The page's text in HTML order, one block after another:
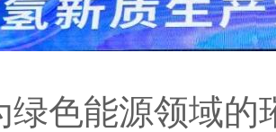
绿色能源领域的